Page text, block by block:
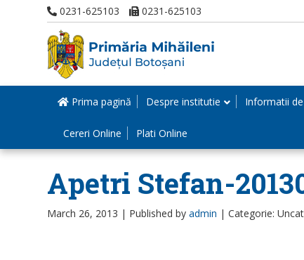
0231-625103 0231-625103
Prima pagină Despre institutie Informatii
Cereri Online Plati Online
Apetri Stefan-
March 26, 2013 | Published by admin | Categorie: